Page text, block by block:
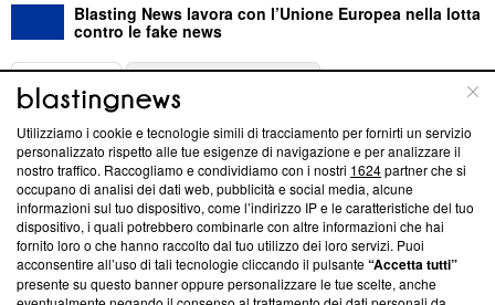
Blasting News lavora con l’Unione Europea nella lotta
contro le fake news
ABOUT
Questa sezione offre informazioni trasparenti su Blasting
News, sui nostri processi editoriali e su come ci impegniamo a
creare news di qualità. Inoltre, afferma la nostra aderenza a
‘Trust Project - News with Integrity’Blasting News non è
ancora membro del programma, ma ha richiesto di farne
parte; Trust Project non ha ancora effettuato una verifica di
conformità agli standard.
Utilizziamo i cookie e tecnologie simili di tracciamento per fornirti un servizio
personalizzato rispetto alle tue esigenze di navigazione e per analizzare il
nostro traffico. Raccogliamo e condividiamo con i nostri 1624partner che si
occupano di analisi dei dati web, pubblicità e social media, alcune
informazioni sul tuo dispositivo, come l’indirizzo IP e le caratteristiche del tuo
dispositivo, i quali potrebbero combinarle con altre informazioni che hai
fornito loro o che hanno raccolto dal tuo utilizzo dei loro servizi. Puoi
acconsentire all’uso di tali tecnologie cliccando il pulsante“Accetta tutti”
presente su questo banner oppure personalizzare le tue scelte, anche